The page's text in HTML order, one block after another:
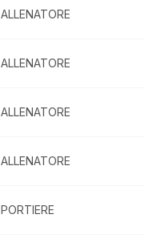
ALLENATORE
ALLENATORE
ALLENATORE
ALLENATORE
PORTIERE